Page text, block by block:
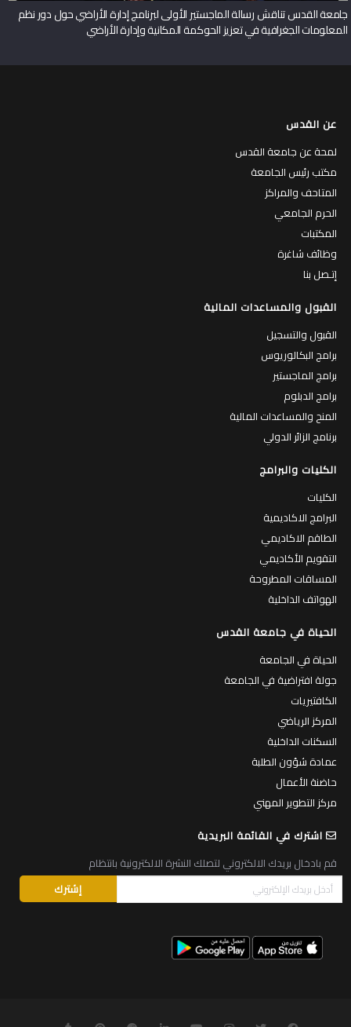
جامعة القدس تناقش رسالة الماجستير الأولى لبرنامج إدارة الأراضي حول دور نظم
المعلومات الجغرافية في تعزيز الحوكمة المكانية وإدارة الأراضي
عن القدس
لمحة عن جامعة القدس
مكتب رئيس الجامعة
المتاحف والمراكز
الحرم الجامعي
المكتبات
وظائف شاغرة
إتـصل بنا
القبول والمساعدات المالية
القبول والتسجيل
برامج البكالوريوس
برامج الماجستير
برامج الدبلوم
المنح والمساعدات المالية
برنامج الزائر الدولي
الكليات والبرامج
الكليات
البرامج الاكاديمية
الطاقم الاكاديمي
التقويم الأكاديمي
المساقات المطروحة
الهواتف الداخلية
الحياة في جامعة القدس
الحياة في الجامعة
جولة افتراضية في الجامعة
الكافتيريات
المركز الرياضي
السكنات الداخلية
عمادة شؤون الطلبة
حاضنة الأعمال
مركز التطوير المهني
اشترك في القائمة البريدية
قم بادخال بريدك الالكتروني لتصلك النشرة الالكترونية بانتظام